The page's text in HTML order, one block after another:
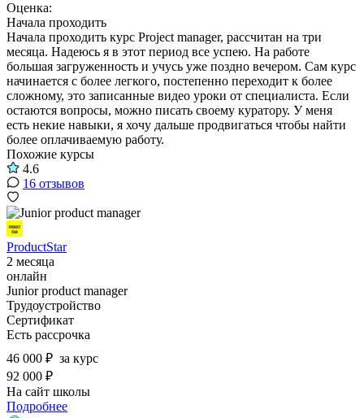
Оценка:
Начала проходить
Начала проходить курс Project manager, рассчитан на три
месяца. Надеюсь я в этот период все успею. На работе
большая загруженность и учусь уже поздно вечером. Сам курс
начинается с более легкого, постепенно переходит к более
сложному, это записанные видео уроки от специалиста. Если
остаются вопросы, можно писать своему куратору. У меня
есть некие навыки, я хочу дальше продвигаться чтобы найти
более оплачиваемую работу.
Похожие курсы
4.6
16 отзывов
ProductStar
2 месяца
онлайн
Junior product manager
Трудоустройство
Сертификат
Есть рассрочка
46 000 ₽ за курс
92 000 ₽
На сайт школы
Подробнее